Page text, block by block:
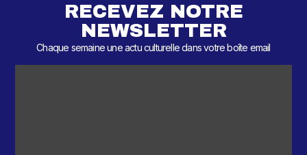
RECEVEZ NOTRE
NEWSLETTER
Chaque semaine une actu culturelle dans votre boîte email